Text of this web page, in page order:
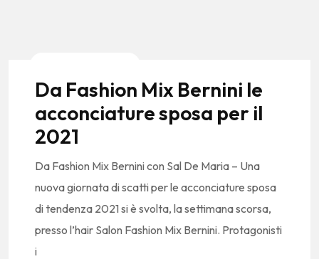
Da Fashion Mix Bernini le
acconciature sposa per il
2021
Da Fashion Mix Bernini con Sal De Maria – Una
nuova giornata di scatti per le acconciature sposa
di tendenza 2021 si è svolta, la settimana scorsa,
presso l’hair Salon Fashion Mix Bernini. Protagonisti
i